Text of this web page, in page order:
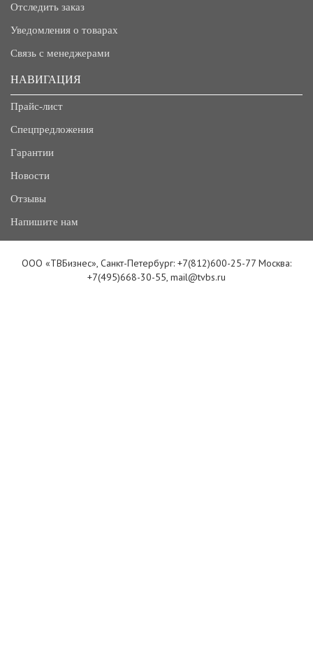
Отследить заказ
Уведомления о товарах
Связь с менеджерами
НАВИГАЦИЯ
Прайс-лист
Спецпредложения
Гарантии
Новости
Отзывы
Напишите нам
ООО «ТВБизнес», Санкт-Петербург: +7(812)600-25-77 Москва:
+7(495)668-30-55, mail@tvbs.ru